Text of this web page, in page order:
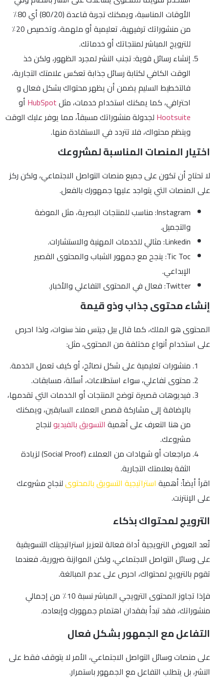
الأوقات المناسبة، ويمكنك تجربة قاعدة (80/20) أي 80٪
من منشوراتك ترفيهية، تعليمية أو ملهمة، وتخصيص 20٪
للترويج المباشر لمنتجاتك أو خدماتك.
إنشاء رسائل قوية: تجنب النشر لمجرد الظهور، ولكن خذ
الوقت الكافي لكتابة رسائل جذابة تعكس علامتك التجارية،
فالتخطيط السليم يضمن أن يظهر محتواك بشكل فعال و
احترافي، كما يمكنك استخدام خدمات، مثلHubSpot أو
Hootsuite لجدولة منشوراتك مسبقاً، مما يوفر عليك الوقت
وينظم محتواك، فلا تتردد في الاستفادة منها.
اختيار المنصات المناسبة لمشروعك
لا تحتاج أن تكون على جميع منصات التواصل الاجتماعي، ولكن ركز
على المنصات التي يتواجد عليها جمهورك بالفعل.
Instagram: مناسب للمنتجات البصرية، مثل الموضة
والتجميل.
Linkedin: مثالي للخدمات المهنية والاستشارات.
Tic Toc: ينجح مع جمهور الشباب والمحتوى القصير
الإبداعي.
Twitter: فعال في المحتوى التفاعلي والأخبار.
إنشاء محتوى جذاب وذو قيمة
المحتوى هو الملك، كما قال بيل جيتس منذ سنوات، ولذا احرص
على استخدام أنواع مختلفة من المحتوى، مثل:
منشورات تعليمية على شكل نصائح، أو كيف تعمل الخدمة.
محتوى تفاعلي، سواء استطلاعات، أسئلة، مسابقات.
فيديوهات قصيرة توضح المنتجات أو الخدمات التي تقدمها،
بالإضافة إلى مشاركة قصص العملاء السابقين، ويمكنك
من هنا التعرف على أهمية التسويق بالفيديولنجاح
مشروعك.
مراجعات أو شهادات من العملاء (Social Proof) لزيادة
الثقة بعلامتك التجارية.
اقرأ أيضاً: أهمية استراتيجية التسويق بالمحتوىلنجاح مشروعك
على الإنترنت.
الترويج لمحتواك بذكاء
تُعد العروض الترويجية أداة فعالة لتعزيز استراتيجيتك التسويقية
على وسائل التواصل الاجتماعي، ولكن الموازنة ضرورية، فعندما
تقوم بالترويج لمحتواك، احرص على عدم المبالغة.
فإذا تجاوز المحتوى الترويجي المباشر نسبة 10٪ من إجمالي
منشوراتك، فقد تبدأ بفقدان اهتمام جمهورك وإبعاده.
التفاعل مع الجمهور بشكل فعال
على منصات وسائل التواصل الاجتماعي، الأمر لا يتوقف فقط على
النشر، بل يتطلب التفاعل مع الجمهور باستمرار.